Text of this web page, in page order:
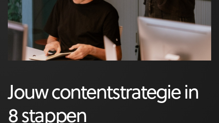
Jouw contentstrategie in
8 stappen